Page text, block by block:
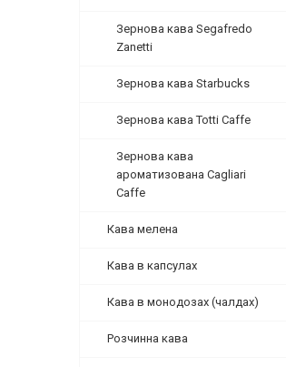
Зернова кава Segafredo
Zanetti
Зернова кава Starbucks
Зернова кава Totti Caffe
Зернова кава
ароматизована Cagliari
Caffe
Кава мелена
Кава в капсулах
Кава в монодозах (чалдах)
Розчинна кава